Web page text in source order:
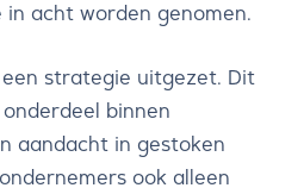
acht worden genomen.
strategie uitgezet. Dit
binnen
aandacht in gestoken
ook alleen